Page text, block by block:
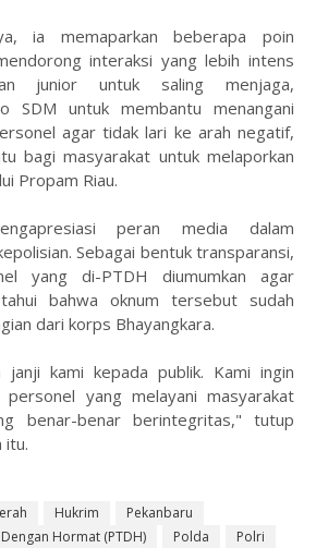
ia memaparkan beberapa poin
interaksi yang lebih intens
junior untuk saling menjaga,
SDM untuk membantu menangani
agar tidak lari ke arah negatif,
bagi masyarakat untuk melaporkan
Propam Riau.
peran media dalam
Sebagai bentuk transparansi,
yang di-PTDH diumumkan agar
bahwa oknum tersebut sudah
dari korps Bhayangkara.
janji kami kepada publik. Kami ingin
personel yang melayani masyarakat
benar-benar berintegritas," tutup
itu.
Hukrim
Pekanbaru
Hormat (PTDH)
Polda
Polri